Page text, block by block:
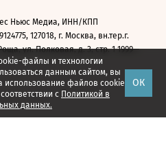
файлы и технологии
данным сайтом, вы
использование файлов cookie
с Политикой в
данных.
ОК
Ньюс Медиа, ИНН/КПП
127018, г. Москва, вн.тер.г.
ул. Полковая, д. 3, стр. 1 1999—